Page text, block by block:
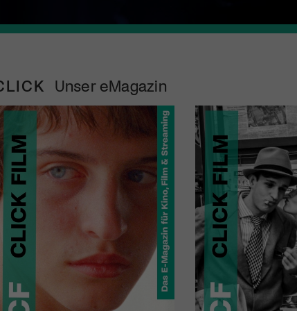
Unser eMagazin